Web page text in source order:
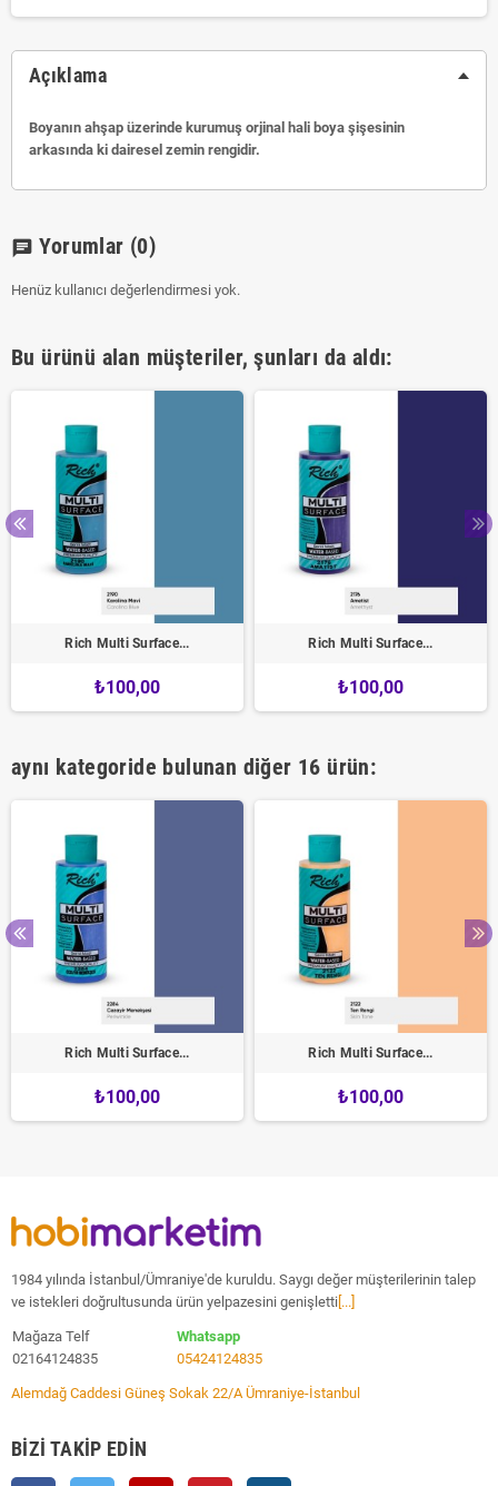
Açıklama
Boyanın ahşap üzerinde kurumuş orjinal hali boya şişesinin
arkasında ki dairesel zemin rengidir.
chat Yorumlar (0)
Henüz kullanıcı değerlendirmesi yok.
Bu ürünü alan müşteriler, şunları da aldı:
Rich Multi Surface...
₺100,00
Rich Multi Surface...
₺100,00
aynı kategoride bulunan diğer 16 ürün:
Rich Multi Surface...
₺100,00
Rich Multi Surface...
₺100,00
1984 yılında İstanbul/Ümraniye'de kuruldu. Saygı değer müşterilerinin talep
ve istekleri doğrultusunda ürün yelpazesini genişletti [...]
Mağaza Telf
02164124835
Whatsapp
05424124835
Alemdağ Caddesi Güneş Sokak 22/A Ümraniye-İstanbul
BIZI TAKIP EDIN